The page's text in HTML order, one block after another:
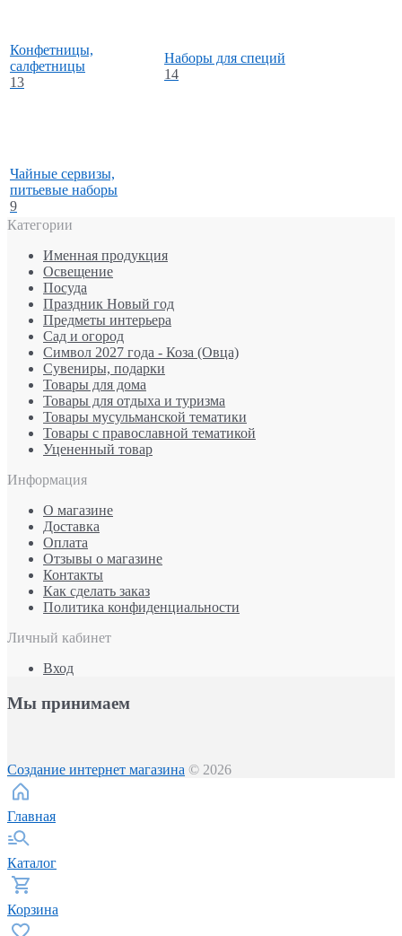
Конфетницы,
салфетницы
13
Наборы для специй
14
Чайные сервизы,
питьевые наборы
9
Категории
Именная продукция
Освещение
Посуда
Праздник Новый год
Предметы интерьера
Сад и огород
Символ 2027 года - Коза (Овца)
Сувениры, подарки
Товары для дома
Товары для отдыха и туризма
Товары мусульманской тематики
Товары с православной тематикой
Уцененный товар
Информация
О магазине
Доставка
Оплата
Отзывы о магазине
Контакты
Как сделать заказ
Политика конфиденциальности
Личный кабинет
Вход
Мы принимаем
Создание интернет магазина © 2026
Главная
Каталог
Корзина